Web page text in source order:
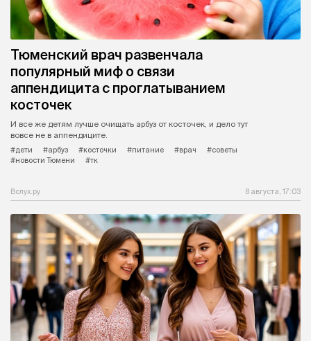
Тюменский врач развенчала
популярный миф о связи
аппендицита с проглатыванием
косточек
И все же детям лучше очищать арбуз от косточек, и дело тут
вовсе не в аппендиците.
#дети
#арбуз #косточки #питание #врач
#советы
#новости Тюмени
#тк
Вслух.ру 8 августа, 17:03